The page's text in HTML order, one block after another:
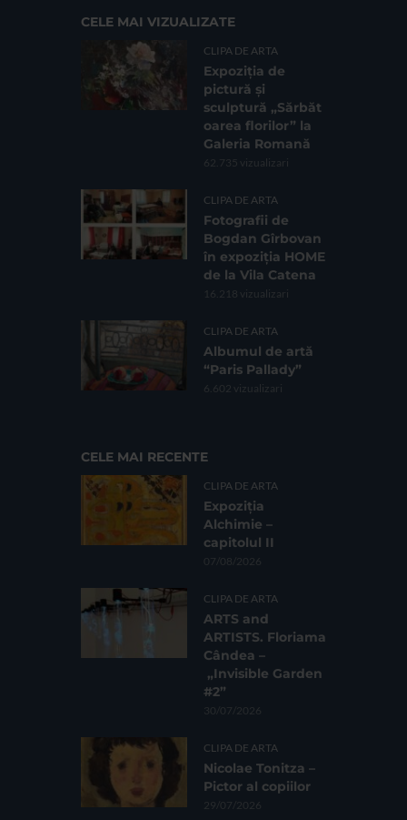
CELE MAI VIZUALIZATE
CLIPA DE ARTA
Expoziția de
pictură și
sculptură „Sărbăt
oarea florilor” la
Galeria Romană
62.735 vizualizari
CLIPA DE ARTA
Fotografii de
Bogdan Gîrbovan
în expoziția HOME
de la Vila Catena
16.218 vizualizari
CLIPA DE ARTA
Albumul de artă
“Paris Pallady”
6.602 vizualizari
CELE MAI RECENTE
CLIPA DE ARTA
Expoziția
Alchimie –
capitolul II
07/08/2026
CLIPA DE ARTA
ARTS and
ARTISTS. Floriama
Cândea –
„Invisible Garden
#2”
30/07/2026
CLIPA DE ARTA
Nicolae Tonitza –
Pictor al copiilor
29/07/2026